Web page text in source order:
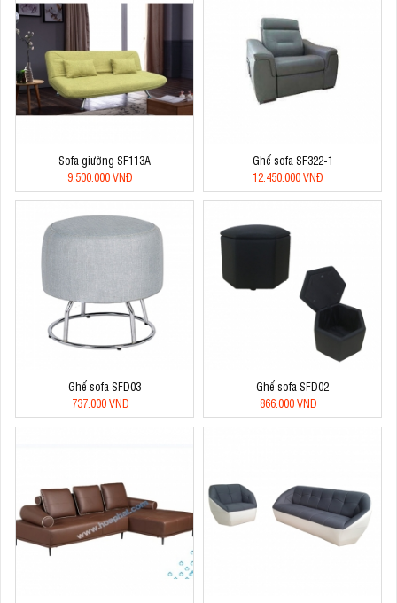
Sofa giường SF113A
9.500.000 VNĐ
Ghế sofa SF322-1
12.450.000 VNĐ
Ghế sofa SFD03
737.000 VNĐ
Ghế sofa SFD02
866.000 VNĐ